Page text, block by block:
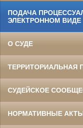
ПОДАЧА
ЭЛЕКТРОННОМ ВИДЕ
О СУДЕ
ТЕРРИТОРИАЛЬНАЯ
СУДЕЙСКОЕ
НОРМАТИВНЫЕ